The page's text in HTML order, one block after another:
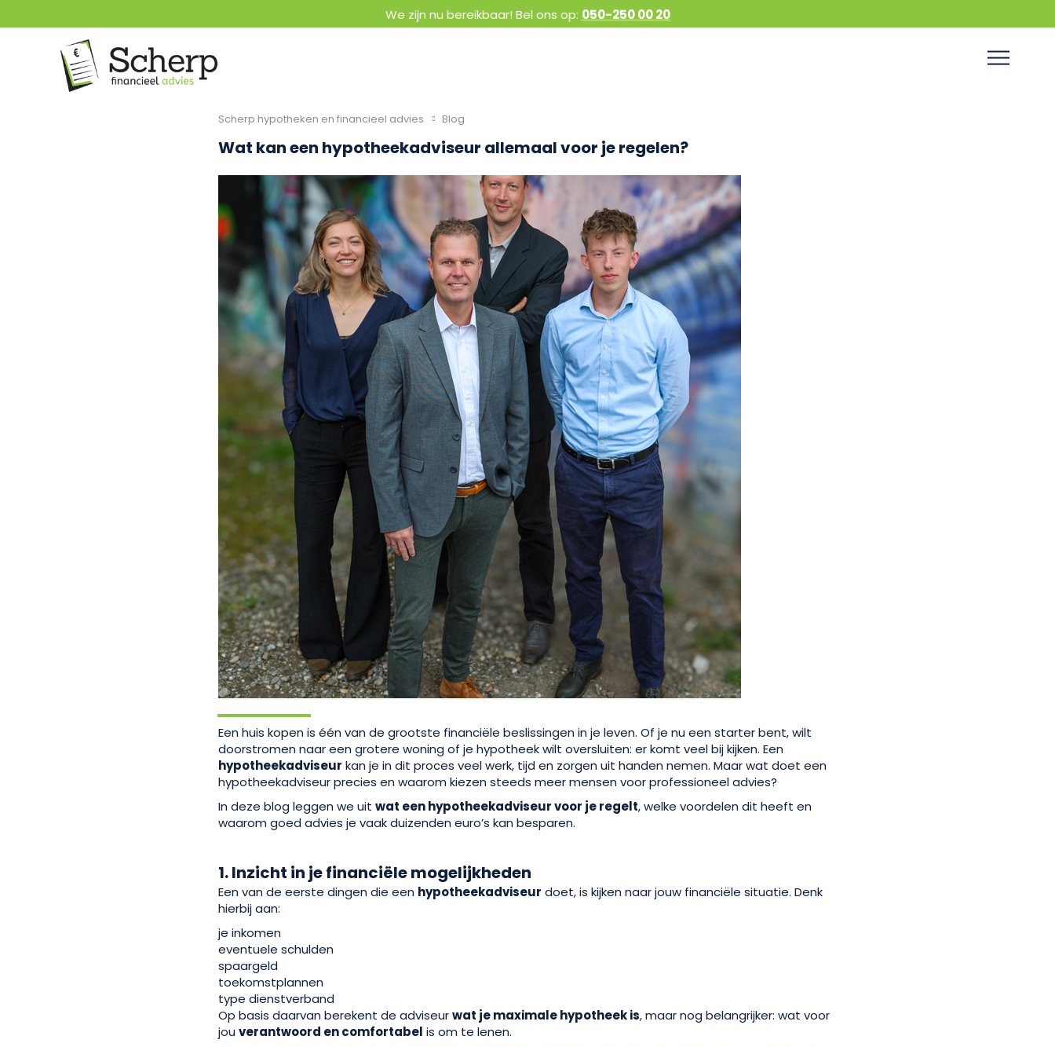
We zijn nu bereikbaar! Bel ons op: 050-250 00 20
Scherp hypotheken en financieel advies Blog
Wat kan een hypotheekadviseur allemaal voor je regelen?
Een huis kopen is één van de grootste financiële beslissingen in je leven. Of je nu een starter bent, wilt
doorstromen naar een grotere woning of je hypotheek wilt oversluiten: er komt veel bij kijken. Een
hypotheekadviseur kan je in dit proces veel werk, tijd en zorgen uit handen nemen. Maar wat doet een
hypotheekadviseur precies en waarom kiezen steeds meer mensen voor professioneel advies?
In deze blog leggen we uitwat een hypotheekadviseur voor je regelt, welke voordelen dit heeft en
waarom goed advies je vaak duizenden euro’s kan besparen.
1. Inzicht in je financiële mogelijkheden
Een van de eerste dingen die een hypotheekadviseur doet, is kijken naar jouw financiële situatie. Denk
hierbij aan:
je inkomen
eventuele schulden
spaargeld
toekomstplannen
type dienstverband
Op basis daarvan berekent de adviseurwat je maximale hypotheek is, maar nog belangrijker: wat voor
jouverantwoord en comfortabel is om te lenen.